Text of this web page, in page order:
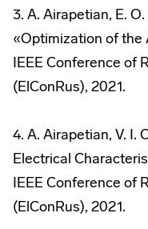
3. A. Airapetian, E.
«Optimization of the
IEEE Conference of
(ElConRus), 2021.
4. A. Airapetian, V. I.
Electrical
IEEE Conference of
(ElConRus), 2021.